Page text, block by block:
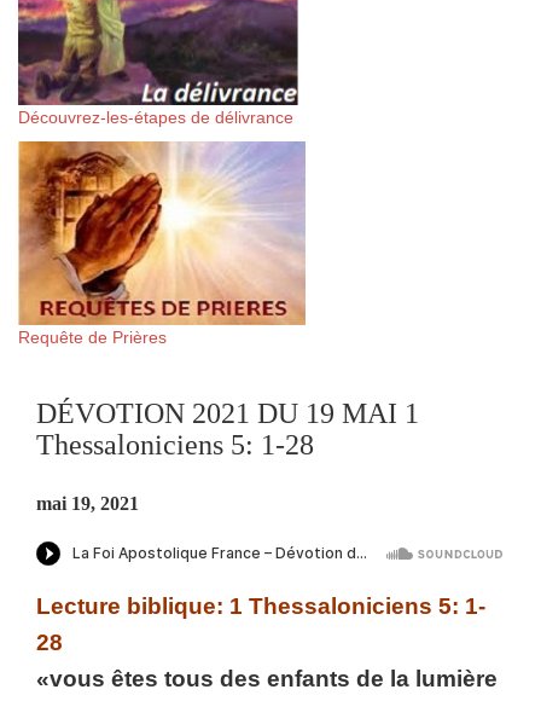
Découvrez-les-étapes de délivrance
Requête de Prières
DÉVOTION 2021 DU 19 MAI 1
Thessaloniciens 5: 1-28
mai 19, 2021
Lecture biblique: 1 Thessaloniciens 5: 1-
28
«vous êtes tous des enfants de la lumière